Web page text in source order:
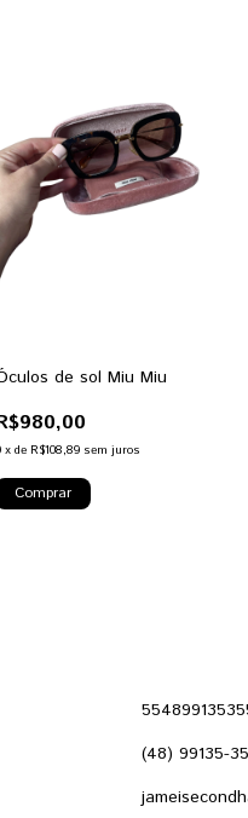
de sol Miu Miu
x de R$108,89 sem juros
(48) 99135-